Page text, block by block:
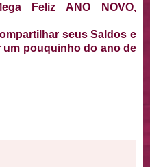
Feliz ANO NOVO,
seus Saldos e
um pouquinho do ano de